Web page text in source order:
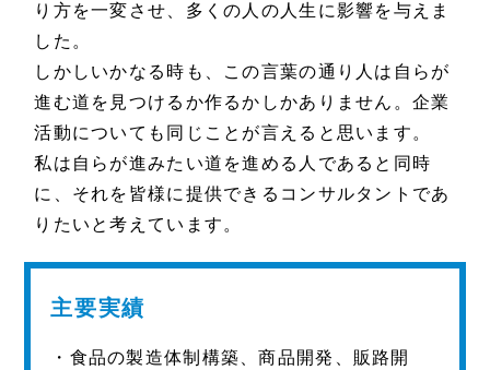
り方を一変させ、多くの人の人生に影響を与えま
した。
しかしいかなる時も、この言葉の通り人は自らが
進む道を見つけるか作るかしかありません。企業
活動についても同じことが言えると思います。
私は自らが進みたい道を進める人であると同時
に、それを皆様に提供できるコンサルタントであ
りたいと考えています。
主要実績
・食品の製造体制構築、商品開発、販路開